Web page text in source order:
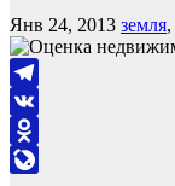
Янв 24, 2013 земля,
Telegram
VK
Odnoklassniki